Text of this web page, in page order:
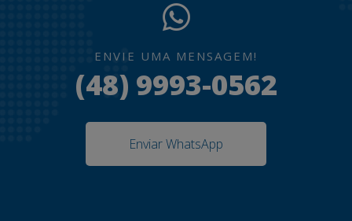
ENVIE UMA MENSAGEM!
(48) 9993-0562
Enviar WhatsApp